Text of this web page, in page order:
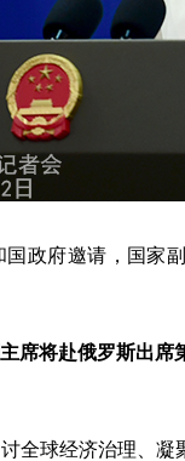
政府邀请，国家
席将赴俄罗斯出
全球经济治理、